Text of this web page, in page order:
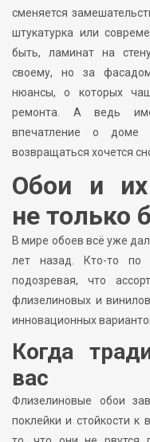
сменяется
штукатурка или
быть, ламинат на
своему, но за
нюансы, о которых
ремонта. А ведь
впечатление о
возвращаться хочется
Обои и их
не только
В мире обоев всё уже
лет назад. Кто-то по
подозревая, что
флизелиновых и
инновационных
Когда
вас
Флизелиновые обои
поклейки и стойкости к